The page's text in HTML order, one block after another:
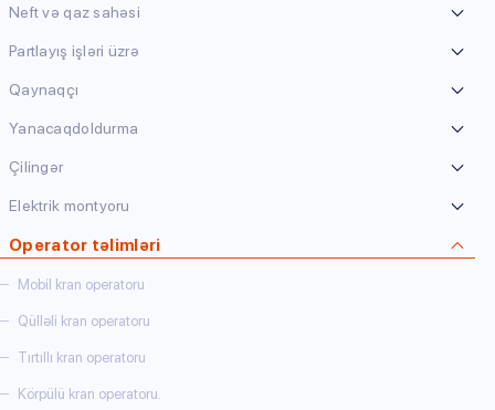
Neft və qaz sahəsi
Partlayış işləri üzrə
Qaynaqçı
Yanacaqdoldurma
Çilingər
Elektrik montyoru
Operator təlimləri
Mobil kran operatoru
Qülləli kran operatoru
Tırtıllı kran operatoru
Körpülü kran operatoru.